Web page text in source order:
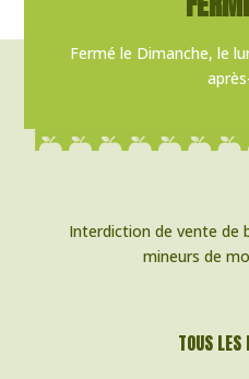
Fermé le Dimanche, le
Interdiction de vente de
mineurs de
TOUS LES